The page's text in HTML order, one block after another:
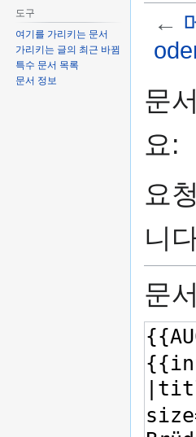
←
러
기
로
기
색
러
가
문
요:
요
니
문
도구
여기를 가리키는 문서
가리키는 글의 최근 바뀜
특수 문서 목록
문서 정보